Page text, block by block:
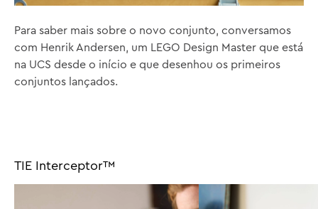
Para saber mais sobre o novo conjunto, conversamos
com Henrik Andersen, um LEGO Design Master que está
na UCS desde o início e que desenhou os primeiros
conjuntos lançados.
TIE Interceptor™